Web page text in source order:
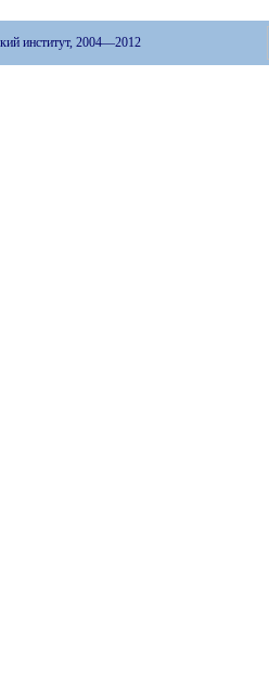
институт, 2004—2012